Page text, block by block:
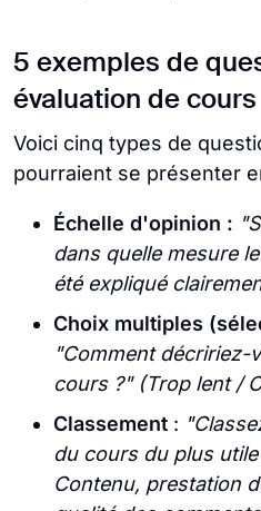
5 exemples de
évaluation de cours
Voici cinq types de
pourraient se présenter
Échelle d'opinion :
dans quelle mesure
été expliqué
Choix multiples
"Comment décririez-
cours ?" (Trop lent /
Classement :
du cours du plus
Contenu, prestation